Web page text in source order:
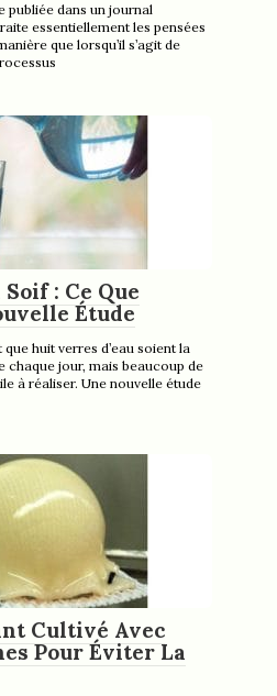
publiée dans un journal
essentiellement les pensées
que lorsqu’il s’agit de
: Ce Que
Étude
huit verres d’eau soient la
chaque jour, mais beaucoup de
à réaliser. Une nouvelle étude
Cultivé Avec
Pour Éviter La